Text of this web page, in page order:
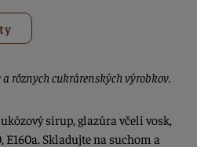
rôznych cukrárenských výrobkov.
sirup, glazúra včelí vosk,
E160a. Skladujte na suchom a